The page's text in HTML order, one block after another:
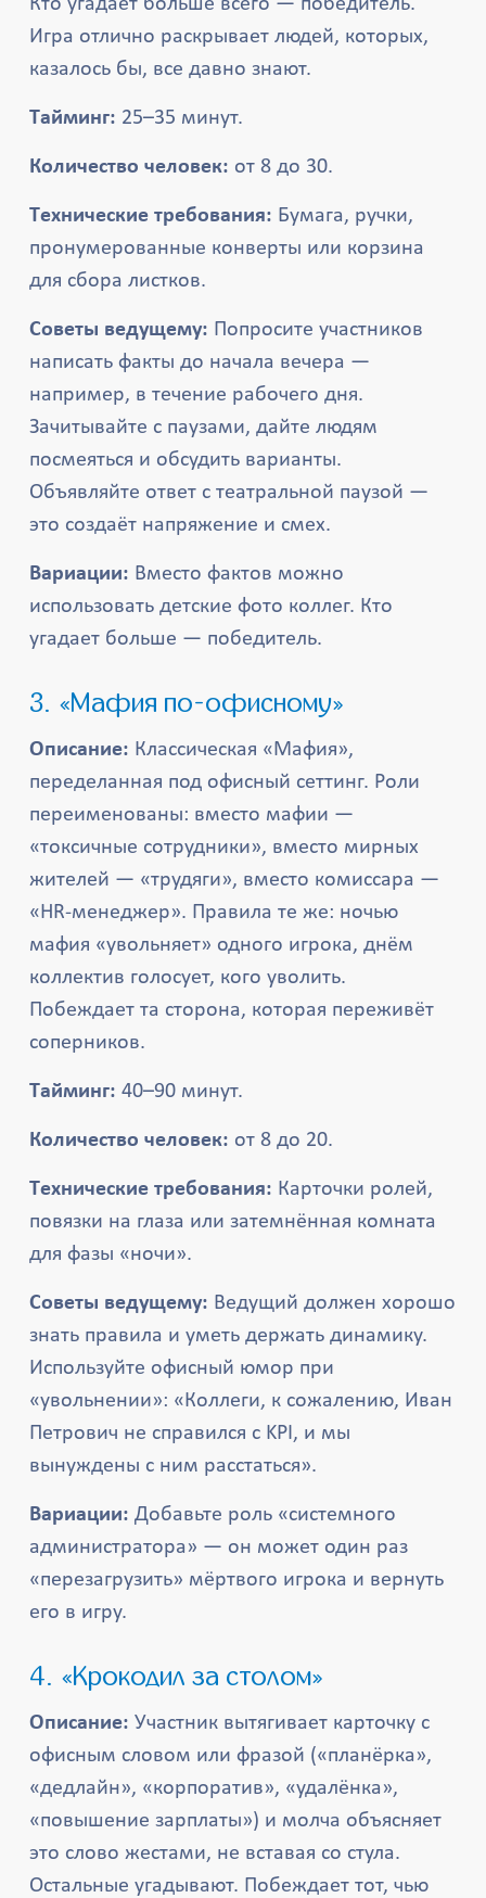
Кто угадает больше всего — победитель.
Игра отлично раскрывает людей, которых,
казалось бы, все давно знают.
Тайминг: 25–35 минут.
Количество человек: от 8 до 30.
Технические требования: Бумага, ручки,
пронумерованные конверты или корзина
для сбора листков.
Советы ведущему: Попросите участников
написать факты до начала вечера —
например, в течение рабочего дня.
Зачитывайте с паузами, дайте людям
посмеяться и обсудить варианты.
Объявляйте ответ с театральной паузой —
это создаёт напряжение и смех.
Вариации: Вместо фактов можно
использовать детские фото коллег. Кто
угадает больше — победитель.
3. «Мафия по-офисному»
Описание: Классическая «Мафия»,
переделанная под офисный сеттинг. Роли
переименованы: вместо мафии —
«токсичные сотрудники», вместо мирных
жителей — «трудяги», вместо комиссара —
«HR-менеджер». Правила те же: ночью
мафия «увольняет» одного игрока, днём
коллектив голосует, кого уволить.
Побеждает та сторона, которая переживёт
соперников.
Тайминг: 40–90 минут.
Количество человек: от 8 до 20.
Технические требования: Карточки ролей,
повязки на глаза или затемнённая комната
для фазы «ночи».
Советы ведущему: Ведущий должен хорошо
знать правила и уметь держать динамику.
Используйте офисный юмор при
«увольнении»: «Коллеги, к сожалению, Иван
Петрович не справился с KPI, и мы
вынуждены с ним расстаться».
Вариации: Добавьте роль «системного
администратора» — он может один раз
«перезагрузить» мёртвого игрока и вернуть
его в игру.
4. «Крокодил за столом»
Описание: Участник вытягивает карточку с
офисным словом или фразой («планёрка»,
«дедлайн», «корпоратив», «удалёнка»,
«повышение зарплаты») и молча объясняет
это слово жестами, не вставая со стула.
Остальные угадывают. Побеждает тот, чью